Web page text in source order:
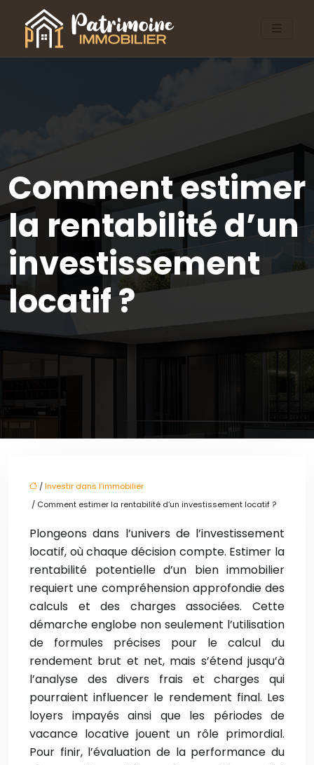
Comment estimer
la rentabilité d’un
investissement
locatif ?
/Investir dans l’immobilier
/ Comment estimer la rentabilité d’un investissement locatif ?
Plongeons dans l’univers de l’investissement
locatif, où chaque décision compte. Estimer la
rentabilité potentielle d’un bien immobilier
requiert une compréhension approfondie des
calculs et des charges associées. Cette
démarche englobe non seulement l’utilisation
de formules précises pour le calcul du
rendement brut et net, mais s’étend jusqu’à
l’analyse des divers frais et charges qui
pourraient influencer le rendement final. Les
loyers impayés ainsi que les périodes de
vacance locative jouent un rôle primordial.
Pour finir, l’évaluation de la performance du